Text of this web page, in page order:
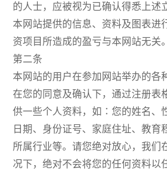
的人士，应被视为已确认得悉上述
本网站提供的信息、资料及图表进
资项目所造成的盈亏与本网站无关。
第二条
本网站的用户在参加网站举办的各
在您的同意及确认下，通过注册表
供一些个人资料，如∶您的姓名、
日期、身份证号、家庭住址、教育
所属行业等。请您绝对放心，我们
况下，绝对不会将您的任何资料以